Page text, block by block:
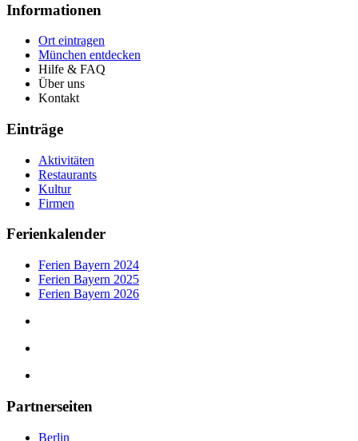
Informationen
Ort eintragen
München entdecken
Hilfe & FAQ
Über uns
Kontakt
Einträge
Aktivitäten
Restaurants
Kultur
Firmen
Ferienkalender
Ferien Bayern 2024
Ferien Bayern 2025
Ferien Bayern 2026
Partnerseiten
Berlin